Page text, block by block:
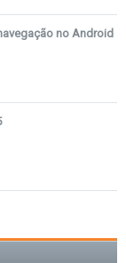
no Android